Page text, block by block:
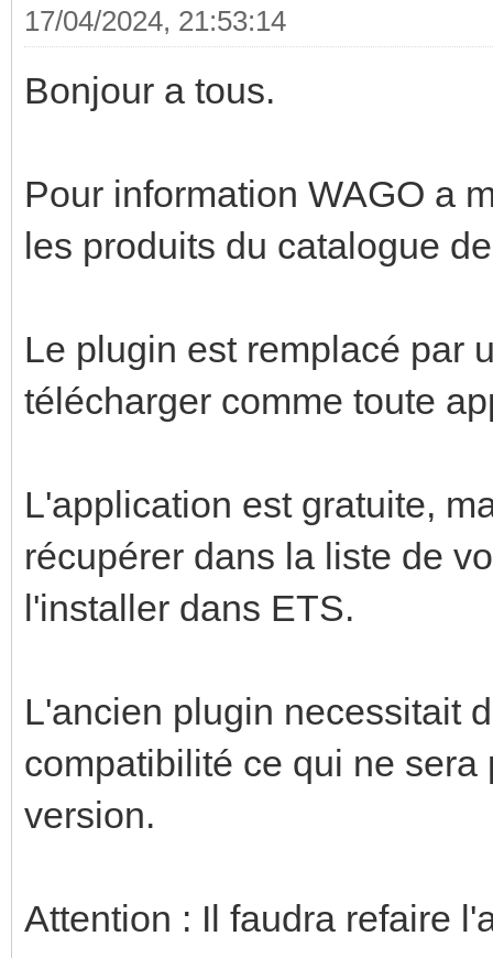
17/04/2024, 21:53:14
Bonjour a tous.
Pour information WAGO a
les produits du catalogue
Le plugin est remplacé par
télécharger comme toute
L'application est gratuite,
récupérer dans la liste de
l'installer dans ETS.
L'ancien plugin necessitait
compatibilité ce qui ne
version.
Attention : Il faudra refaire